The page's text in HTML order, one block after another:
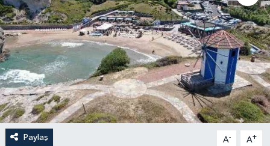
Paylaş A- A+